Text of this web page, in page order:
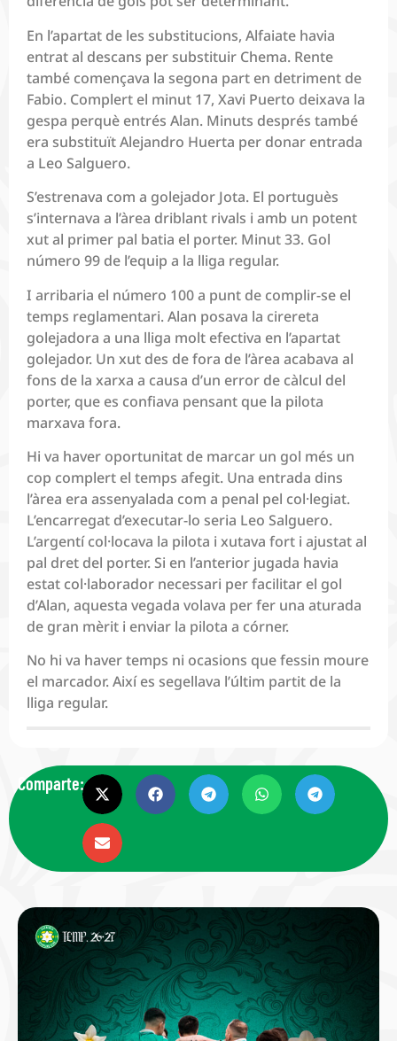
En l’apartat de les substitucions, Alfaiate havia
entrat al descans per substituir Chema. Rente
també començava la segona part en detriment de
Fabio. Complert el minut 17, Xavi Puerto deixava la
gespa perquè entrés Alan. Minuts després també
era substituït Alejandro Huerta per donar entrada
a Leo Salguero.
S’estrenava com a golejador Jota. El portuguès
s’internava a l’àrea driblant rivals i amb un potent
xut al primer pal batia el porter. Minut 33. Gol
número 99 de l’equip a la lliga regular.
I arribaria el número 100 a punt de complir-se el
temps reglamentari. Alan posava la cirereta
golejadora a una lliga molt efectiva en l’apartat
golejador. Un xut des de fora de l’àrea acabava al
fons de la xarxa a causa d’un error de càlcul del
porter, que es confiava pensant que la pilota
marxava fora.
Hi va haver oportunitat de marcar un gol més un
cop complert el temps afegit. Una entrada dins
l’àrea era assenyalada com a penal pel col·legiat.
L’encarregat d’executar-lo seria Leo Salguero.
L’argentí col·locava la pilota i xutava fort i ajustat al
pal dret del porter. Si en l’anterior jugada havia
estat col·laborador necessari per facilitar el gol
d’Alan, aquesta vegada volava per fer una aturada
de gran mèrit i enviar la pilota a córner.
No hi va haver temps ni ocasions que fessin moure
el marcador. Així es segellava l’últim partit de la
lliga regular.
Comparte: